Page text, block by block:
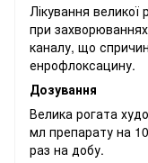
Лікування великої
при
каналу, що
енрофлоксацину.
Дозування
Велика рогата
мл препарату на
раз на добу.